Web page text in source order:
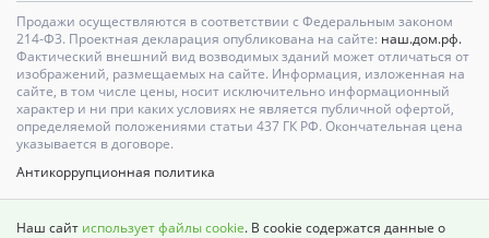
Продажи осуществляются в соответствии с Федеральным законом
214-Ф3. Проектная декларация опубликована на сайте: наш.дом.рф.
Фактический внешний вид возводимых зданий может отличаться от
изображений, размещаемых на сайте. Информация, изложенная на
сайте, в том числе цены, носит исключительно информационный
характер и ни при каких условиях не является публичной офертой,
определяемой положениями статьи 437 ГК РФ. Окончательная цена
указывается в договоре.
Антикоррупционная политика
Наш сайт использует файлы cookie. В cookie содержатся данные о